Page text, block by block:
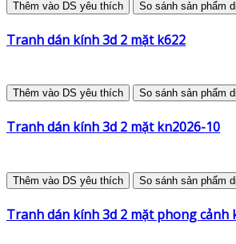
Thêm vào DS yêu thích So sánh sản phẩm
Tranh dán kính 3d 2 mặt k622
Thêm vào DS yêu thích So sánh sản phẩm
Tranh dán kính 3d 2 mặt kn2026-10
Thêm vào DS yêu thích So sánh sản phẩm
Tranh dán kính 3d 2 mặt phong cảnh